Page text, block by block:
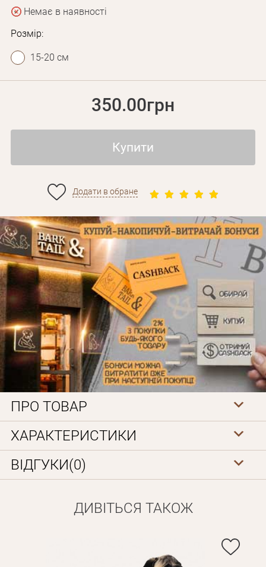
Немає в наявності
Розмір:
15-20 см
350.00грн
Купити
Додати в обране
ПРО ТОВАР
ХАРАКТЕРИСТИКИ
ВІДГУКИ(0)
ДИВІТЬСЯ ТАКОЖ